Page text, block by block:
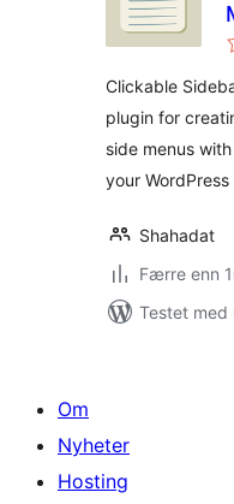
Clickable
plugin for
side menus
your WordPress
Shahadat
Færre enn
Testet med
Om
Nyheter
Hosting